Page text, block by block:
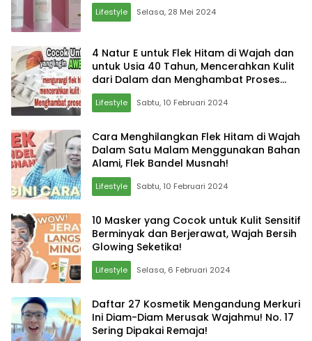
Lifestyle Selasa, 28 Mei 2024
4 Natur E untuk Flek Hitam di Wajah dan
untuk Usia 40 Tahun, Mencerahkan Kulit
dari Dalam dan Menghambat Proses
Penuaan
Lifestyle Sabtu, 10 Februari 2024
Cara Menghilangkan Flek Hitam di Wajah
Dalam Satu Malam Menggunakan Bahan
Alami, Flek Bandel Musnah!
Lifestyle Sabtu, 10 Februari 2024
10 Masker yang Cocok untuk Kulit Sensitif
Berminyak dan Berjerawat, Wajah Bersih
Glowing Seketika!
Lifestyle Selasa, 6 Februari 2024
Daftar 27 Kosmetik Mengandung Merkuri
Ini Diam-Diam Merusak Wajahmu! No. 17
Sering Dipakai Remaja!